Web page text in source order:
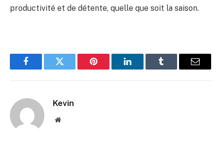
productivité et de​ détente, ‌quelle‍ que soit la saison.
FacebookTwitter Pinterest LinkedInTumblr Email
Kevin
Website